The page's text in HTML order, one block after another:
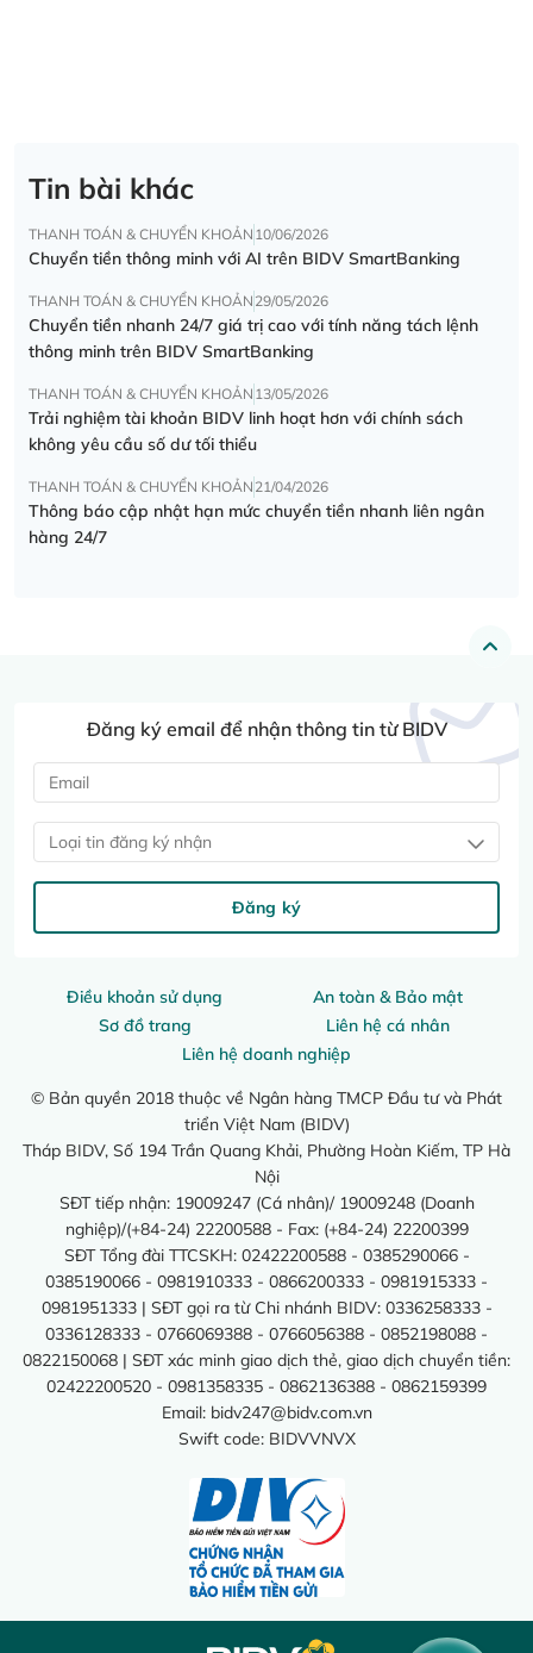
Tin bài khác
THANH TOÁN & CHUYỂN KHOẢN 10/06/2026
Chuyển tiền thông minh với AI trên BIDV SmartBanking
THANH TOÁN & CHUYỂN KHOẢN 29/05/2026
Chuyển tiền nhanh 24/7 giá trị cao với tính năng tách lệnh
thông minh trên BIDV SmartBanking
THANH TOÁN & CHUYỂN KHOẢN 13/05/2026
Trải nghiệm tài khoản BIDV linh hoạt hơn với chính sách
không yêu cầu số dư tối thiểu
THANH TOÁN & CHUYỂN KHOẢN 21/04/2026
Thông báo cập nhật hạn mức chuyển tiền nhanh liên ngân
hàng 24/7
Điều khoản sử dụng
An toàn & Bảo mật
Sơ đồ trang
Liên hệ cá nhân
Liên hệ doanh nghiệp
© Bản quyền 2018 thuộc về Ngân hàng TMCP Đầu tư và Phát
triển Việt Nam (BIDV)
Tháp BIDV, Số 194 Trần Quang Khải, Phường Hoàn Kiếm, TP Hà
Nội
SĐT tiếp nhận: 19009247 (Cá nhân)/ 19009248 (Doanh
nghiệp)/(+84-24) 22200588 - Fax: (+84-24) 22200399
SĐT Tổng đài TTCSKH: 02422200588 - 0385290066 -
0385190066 - 0981910333 - 0866200333 - 0981915333 -
0981951333 | SĐT gọi ra từ Chi nhánh BIDV: 0336258333 -
0336128333 - 0766069388 - 0766056388 - 0852198088 -
0822150068 | SĐT xác minh giao dịch thẻ, giao dịch chuyển tiền:
02422200520 - 0981358335 - 0862136388 - 0862159399
Email: bidv247@bidv.com.vn
Swift code: BIDVVNVX
Đăng ký email để nhận thông tin từ BIDV
Loại tin đăng ký nhận
Đăng ký